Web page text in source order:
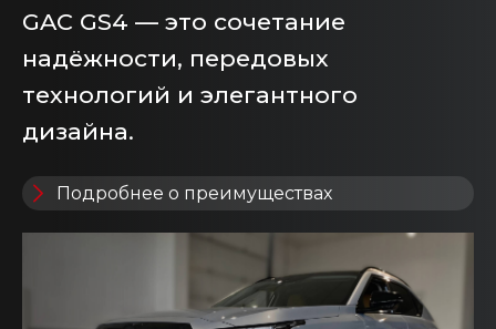
GAC GS4 — это сочетание
надёжности, передовых
технологий и элегантного
дизайна.
Подробнее о преимуществах